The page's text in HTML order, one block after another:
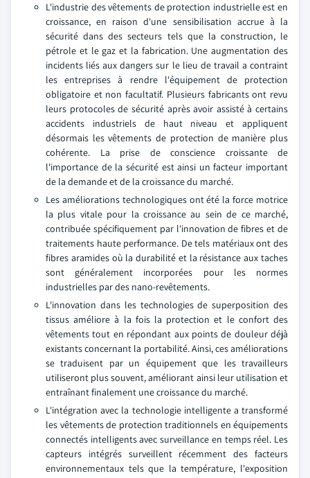
L'industrie des vêtements de protection industrielle est en
croissance, en raison d'une sensibilisation accrue à la
sécurité dans des secteurs tels que la construction, le
pétrole et le gaz et la fabrication. Une augmentation des
incidents liés aux dangers sur le lieu de travail a contraint
les entreprises à rendre l'équipement de protection
obligatoire et non facultatif. Plusieurs fabricants ont revu
leurs protocoles de sécurité après avoir assisté à certains
accidents industriels de haut niveau et appliquent
désormais les vêtements de protection de manière plus
cohérente. La prise de conscience croissante de
l'importance de la sécurité est ainsi un facteur important
de la demande et de la croissance du marché.
Les améliorations technologiques ont été la force motrice
la plus vitale pour la croissance au sein de ce marché,
contribuée spécifiquement par l'innovation de fibres et de
traitements haute performance. De tels matériaux ont des
fibres aramides où la durabilité et la résistance aux taches
sont généralement incorporées pour les normes
industrielles par des nano-revêtements.
L'innovation dans les technologies de superposition des
tissus améliore à la fois la protection et le confort des
vêtements tout en répondant aux points de douleur déjà
existants concernant la portabilité. Ainsi, ces améliorations
se traduisent par un équipement que les travailleurs
utiliseront plus souvent, améliorant ainsi leur utilisation et
entraînant finalement une croissance du marché.
L'intégration avec la technologie intelligente a transformé
les vêtements de protection traditionnels en équipements
connectés intelligents avec surveillance en temps réel. Les
capteurs intégrés surveillent récemment des facteurs
environnementaux tels que la température, l'exposition